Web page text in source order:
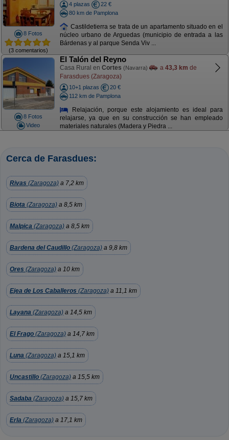
8 Fotos
(3 comentarios)
4 plazas
22 €
80 km de Pamplona
Castildetierra se trata de un apartamento situado en el
núcleo urbano de Arguedas (municipio de entrada a las
Bárdenas y al parque Senda Viv ...
8 Fotos
Video
El Talón del Reyno
Casa Rural en Cortes (Navarra) a 43,3 km de
Farasdues (Zaragoza)
10+1 plazas
20 €
112 km de Pamplona
Relajación, porque este alojamiento es ideal para
relajarse, ya que en su construcción se han empleado
materiales naturales (Madera y Piedra ...
Cerca de Farasdues:
Rivas (Zaragoza) a 7,2 km
Biota (Zaragoza) a 8,5 km
Malpica (Zaragoza) a 8,5 km
Bardena del Caudillo (Zaragoza) a 9,8 km
Ores (Zaragoza) a 10 km
Ejea de Los Caballeros (Zaragoza) a 11,1 km
Layana (Zaragoza) a 14,5 km
El Frago (Zaragoza) a 14,7 km
Luna (Zaragoza) a 15,1 km
Uncastillo (Zaragoza) a 15,5 km
Sadaba (Zaragoza) a 15,7 km
Erla (Zaragoza) a 17,1 km